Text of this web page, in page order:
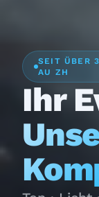
SEIT ÜBER
AU ZH
Ihr